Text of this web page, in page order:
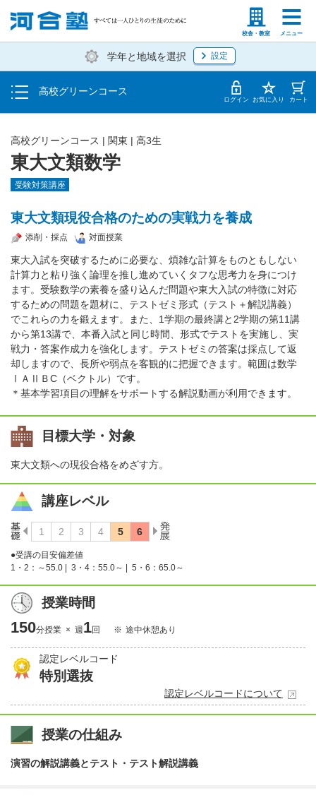
校舎・教室 メニュー
塾生の方 高等学校の先生
学年と地域を選択 設定
高校グリーンコース
学費の仕組み・支払方法
受講開始までの流れ
校舎・教室一覧 ログイン お気に入り カート
高校グリーンコース | 関東 | 高3生
東大文類数学
受験対策講座
東大文類現役合格のための実戦力を養成
添削・採点 対面授業
東大入試を突破するために必要な、煩雑な計算をものともしない
計算力と粘り強く論理を推し進めていくタフな思考力を身につけ
ます。受験数学の素養を盛り込んだ問題や東大入試の特徴に対応
するための問題を題材に、テストゼミ形式（テスト＋解説講義）
でこれらの力を鍛えます。また、1学期の最終講と2学期の第11講
から第13講で、本番入試と同じ時間、形式でテストを実施し、実
戦力・答案作成力を強化します。テストゼミの答案は採点して返
却しますので、長所や弱点を客観的に把握できます。範囲は数学
ⅠＡⅡＢC（ベクトル）です。
＊基本学習項目の理解をサポートする解説動画が利用できます。
目標大学・対象
東大文類への現役合格をめざす方。
講座レベル
●受講の目安偏差値
1・2：～55.0 |
3・4：55.0～ | 5・6：65.0～
授業時間
150分授業 × 週1回 途中休憩あり
認定レベルコード
特別選抜
認定レベルコードについて
授業の仕組み
演習の解説講義とテスト・テスト解説講義